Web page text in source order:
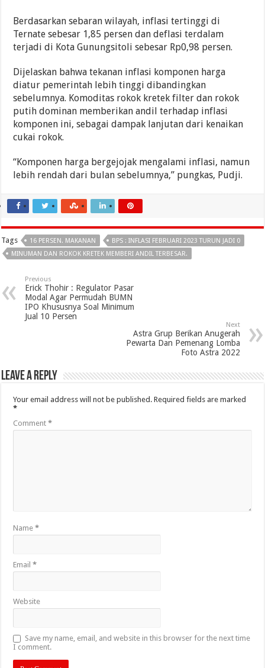
Berdasarkan sebaran wilayah, inflasi tertinggi di
Ternate sebesar 1,85 persen dan deflasi terdalam
terjadi di Kota Gunungsitoli sebesar Rp0,98 persen.
Dijelaskan bahwa tekanan inflasi komponen harga
diatur pemerintah lebih tinggi dibandingkan
sebelumnya. Komoditas rokok kretek filter dan rokok
putih dominan memberikan andil terhadap inflasi
komponen ini, sebagai dampak lanjutan dari kenaikan
cukai rokok.
“Komponen harga bergejojak mengalami inflasi, namun
lebih rendah dari bulan sebelumnya,” pungkas, Pudji.
Tags 16 PERSEN. MAKANAN
BPS : INFLASI FEBRUARI 2023 TURUN JADI 0
MINUMAN DAN ROKOK KRETEK MEMBERI ANDIL TERBESAR.
Previous
Erick Thohir : Regulator Pasar
Modal Agar Permudah BUMN
IPO Khususnya Soal Minimum
Jual 10 Persen
Next
Astra Grup Berikan Anugerah
Pewarta Dan Pemenang Lomba
Foto Astra 2022
Leave a Reply
Your email address will not be published. Required fields are marked
*
Comment*
Name*
Email*
Website
Save my name, email, and website in this browser for the next time
I comment.